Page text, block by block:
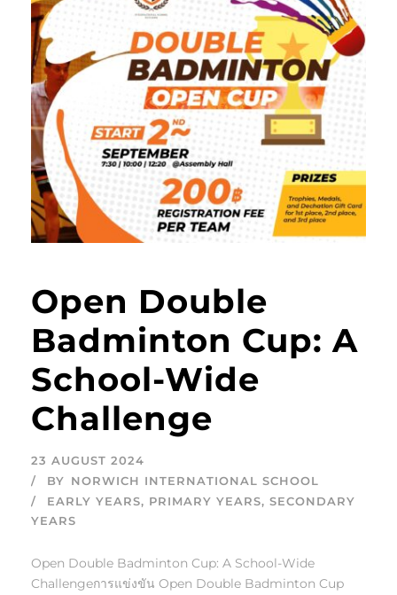
Open Double
Badminton Cup: A
School-Wide
Challenge
23 AUGUST 2024
BY NORWICH INTERNATIONAL SCHOOL
EARLY YEARS, PRIMARY YEARS, SECONDARY
YEARS
Open Double Badminton Cup: A School-Wide
Challengeการแข่งขัน Open Double Badminton Cup